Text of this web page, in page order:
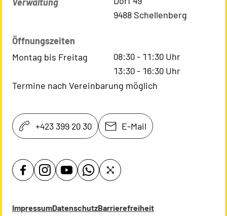
9488 Schellenberg
Öffnungszeiten
Montag bis Freitag
08:30- 11:30 Uhr
13:30- 16:30 Uhr
Termine nach Vereinbarung möglich
+423 399 20 30 E-Mail
ImpressumDatenschutzBarrierefreiheit